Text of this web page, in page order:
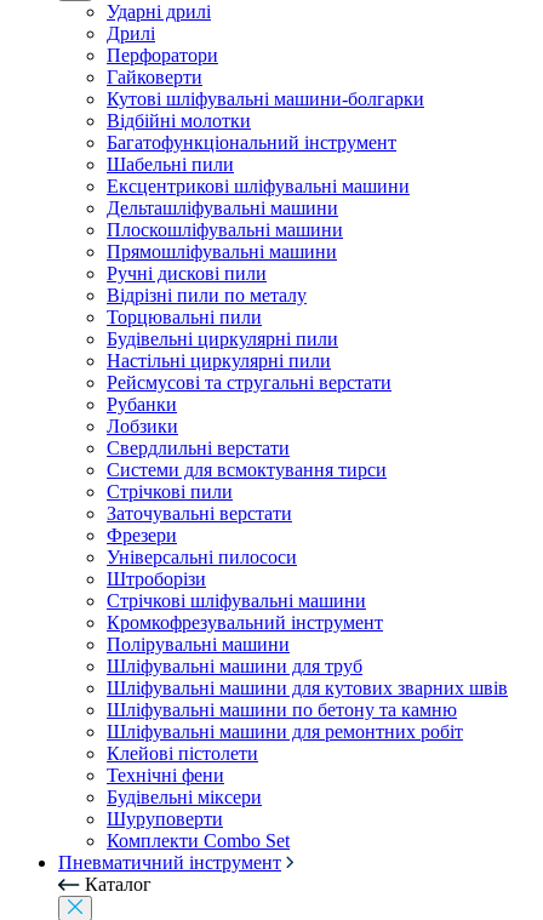
Ударні дрилі
Дрилі
Перфоратори
Гайковерти
Кутові шліфувальні машини-болгарки
Відбійні молотки
Багатофункціональний інструмент
Шабельні пили
Ексцентрикові шліфувальні машини
Дельташліфувальні машини
Плоскошліфувальні машини
Прямошліфувальні машини
Ручні дискові пили
Відрізні пили по металу
Торцювальні пили
Будівельні циркулярні пили
Настільні циркулярні пили
Рейсмусові та стругальні верстати
Рубанки
Лобзики
Свердлильні верстати
Системи для всмоктування тирси
Стрічкові пили
Заточувальні верстати
Фрезери
Універсальні пилососи
Штроборізи
Стрічкові шліфувальні машини
Кромкофрезувальний інструмент
Полірувальні машини
Шліфувальні машини для труб
Шліфувальні машини для кутових зварних швів
Шліфувальні машини по бетону та камню
Шліфувальні машини для ремонтних робіт
Клейові пістолети
Технічні фени
Будівельні міксери
Шуруповерти
Комплекти Combo Set
Пневматичний інструмент
Каталог